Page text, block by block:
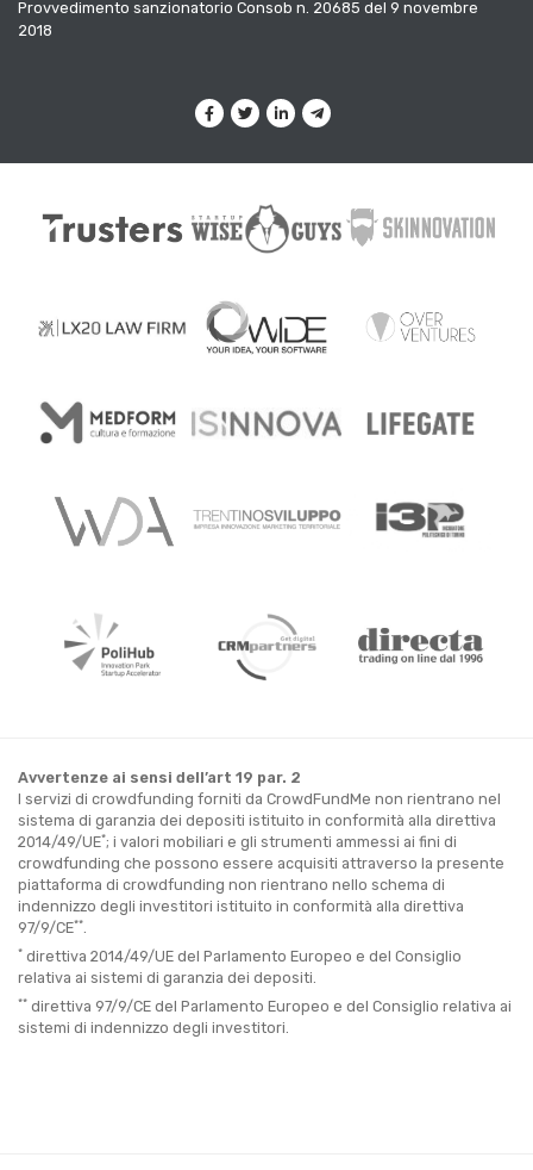
Provvedimento sanzionatorio Consob n. 20685 del 9 novembre
2018
Avvertenze ai sensi dell’art 19 par. 2
I servizi di crowdfunding forniti da CrowdFundMe non rientrano nel
sistema di garanzia dei depositi istituito in conformità alla direttiva
2014/49/UE*; i valori mobiliari e gli strumenti ammessi ai fini di
crowdfunding che possono essere acquisiti attraverso la presente
piattaforma di crowdfunding non rientrano nello schema di
indennizzo degli investitori istituito in conformità alla direttiva
97/9/CE**.
* direttiva 2014/49/UE del Parlamento Europeo e del Consiglio
relativa ai sistemi di garanzia dei depositi.
** direttiva 97/9/CE del Parlamento Europeo e del Consiglio relativa ai
sistemi di indennizzo degli investitori.